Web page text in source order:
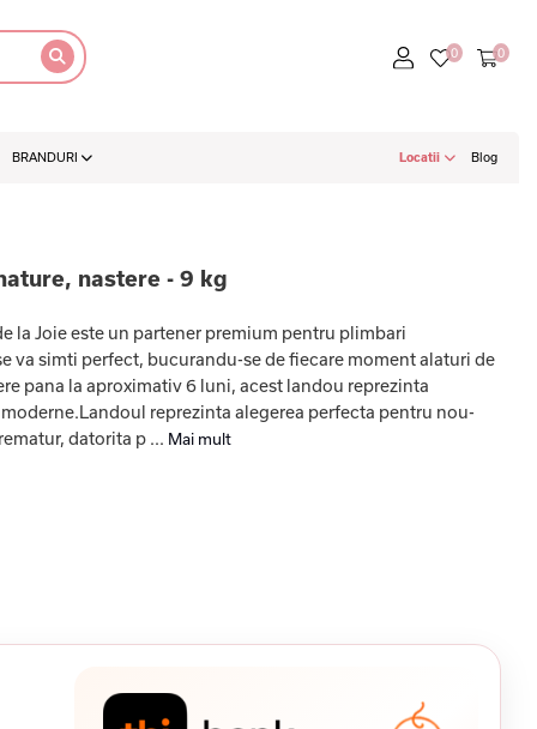
BRANDURI Locatii Blog
nastere - 9 kg
la Joie este un partener premium pentru plimbari
va simti perfect, bucurandu-se de fiecare moment alaturi de
pana la aproximativ 6 luni, acest landou reprezinta
reprezinta alegerea perfecta pentru nou-
datorita p ... Mai mult